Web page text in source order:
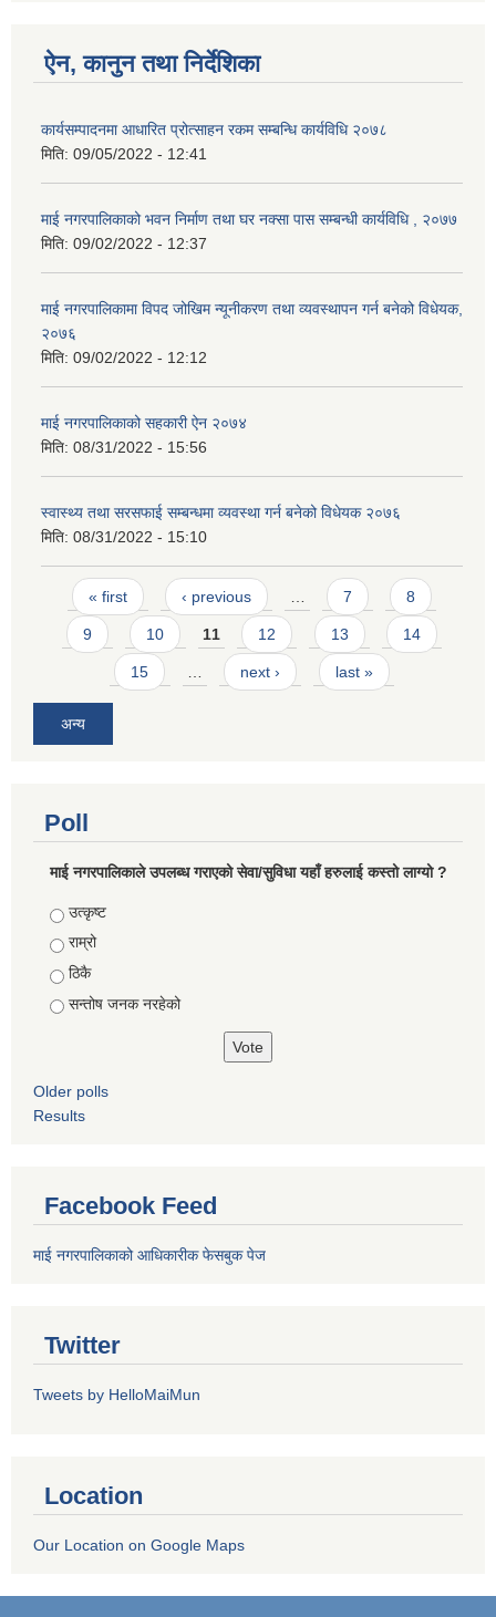
ऐन, कानुन तथा निर्देशिका
कार्यसम्पादनमा आधारित प्रोत्साहन रकम सम्बन्धि कार्यविधि २०७८
मिति: 09/05/2022 - 12:41
माई नगरपालिकाको भवन निर्माण तथा घर नक्सा पास सम्बन्धी कार्यविधि , २०७७
मिति: 09/02/2022 - 12:37
माई नगरपालिकामा विपद जोखिम न्यूनीकरण तथा व्यवस्थापन गर्न बनेको विधेयक,
२०७६
मिति: 09/02/2022 - 12:12
माई नगरपालिकाको सहकारी ऐन २०७४
मिति: 08/31/2022 - 15:56
स्वास्थ्य तथा सरसफाई सम्बन्धमा व्यवस्था गर्न बनेको विधेयक २०७६
मिति: 08/31/2022 - 15:10
Pages
« first ‹ previous … 7 8
9 10 11 12 13 14
15 … next › last »
अन्य
Poll
माई नगरपालिकाले उपलब्ध गराएको सेवा/सुविधा यहाँ हरुलाई कस्तो लाग्यो ?
Choices
उत्कृष्ट
राम्रो
ठिकै
सन्तोष जनक नरहेको
Older polls
Results
Facebook Feed
माई नगरपालिकाको आधिकारीक फेसबुक पेज
Twitter
Tweets by HelloMaiMun
Location
Our Location on Google Maps